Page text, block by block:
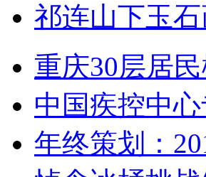
祁连山下玉
重庆30层居
中国疾控中
年终策划：